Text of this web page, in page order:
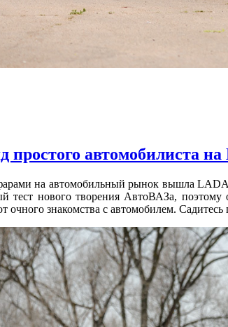
простого автомобилиста
на автомобильный рынок вышла LADA
тест нового творения АвтоВАЗа,
очного знакомства с автомобилем. Садитесь